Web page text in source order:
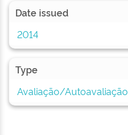
Date issued
2014
Type
Avaliação/Autoavaliação